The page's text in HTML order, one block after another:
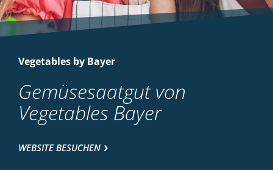
Vegetables by Bayer
Gemüsesaatgut von
Vegetables Bayer
WEBSITE BESUCHEN